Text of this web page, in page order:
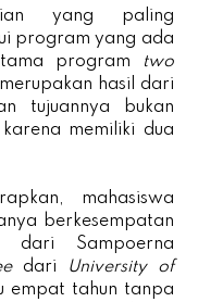
yang paling
program yang ada
program
two
hasil dari
tujuannya bukan
memiliki dua
mahasiswa
berkesempatan
dari Sampoerna
dari
University of
empat tahun tanpa